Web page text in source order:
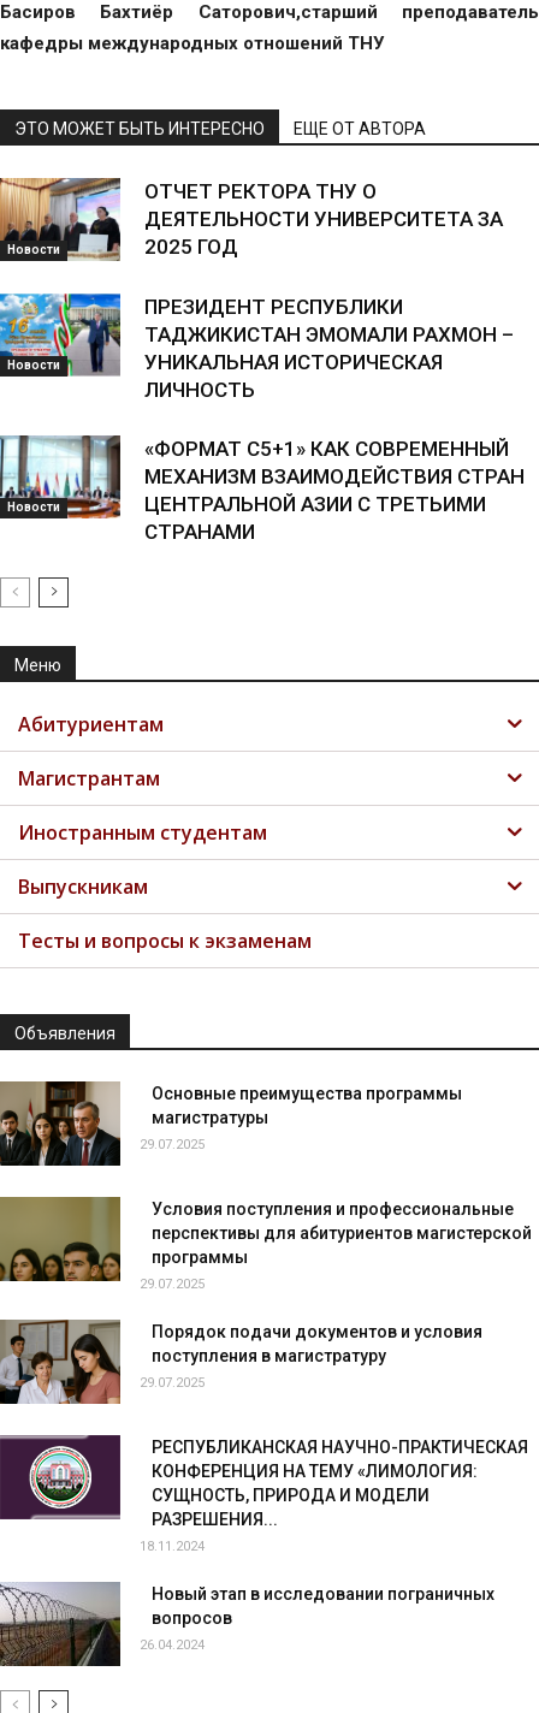
Басиров Бахтиёр Саторович,старший преподаватель
кафедры международных отношений ТНУ
ЭТО МОЖЕТ БЫТЬ ИНТЕРЕСНО ЕЩЕ ОТ АВТОРА
Новости
ОТЧЕТ РЕКТОРА ТНУ О
ДЕЯТЕЛЬНОСТИ УНИВЕРСИТЕТА ЗА
2025 ГОД
Новости
ПРЕЗИДЕНТ РЕСПУБЛИКИ
ТАДЖИКИСТАН ЭМОМАЛИ РАХМОН –
УНИКАЛЬНАЯ ИСТОРИЧЕСКАЯ
ЛИЧНОСТЬ
Новости
«ФОРМАТ С5+1» КАК СОВРЕМЕННЫЙ
МЕХАНИЗМ ВЗАИМОДЕЙСТВИЯ СТРАН
ЦЕНТРАЛЬНОЙ АЗИИ С ТРЕТЬИМИ
СТРАНАМИ
Меню
Абитуриентам
Магистрантам
Иностранным студентам
Выпускникам
Тесты и вопросы к экзаменам
Объявления
Основные преимущества программы
магистратуры
29.07.2025
Условия поступления и профессиональные
перспективы для абитуриентов магистерской
программы
29.07.2025
Порядок подачи документов и условия
поступления в магистратуру
29.07.2025
РЕСПУБЛИКАНСКАЯ НАУЧНО-ПРАКТИЧЕСКАЯ
КОНФЕРЕНЦИЯ НА ТЕМУ «ЛИМОЛОГИЯ:
СУЩНОСТЬ, ПРИРОДА И МОДЕЛИ
РАЗРЕШЕНИЯ...
18.11.2024
Новый этап в исследовании пограничных
вопросов
26.04.2024